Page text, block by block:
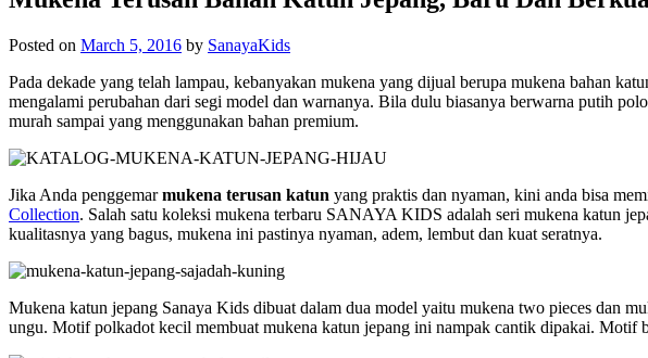
Posted on March 5, 2016 by SanayaKids
Pada dekade yang telah lampau, kebanyakan mukena yang dijual berupa mukena bahan
mengalami perubahan dari segi model dan warnanya. Bila dulu biasanya berwarna putih
murah sampai yang menggunakan bahan premium.
Jika Anda penggemarmukena terusan katun yang praktis dan nyaman, kini anda bisa
Collection. Salah satu koleksi mukena terbaru SANAYA KIDS adalah seri mukena katun
kualitasnya yang bagus, mukena ini pastinya nyaman, adem, lembut dan kuat seratnya.
Mukena katun jepang Sanaya Kids dibuat dalam dua model yaitu mukena two pieces dan
ungu. Motif polkadot kecil membuat mukena katun jepang ini nampak cantik dipakai. Motif